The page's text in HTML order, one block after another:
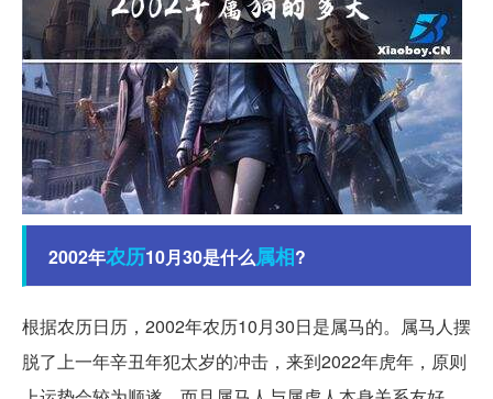
2002年农历10月30是什么属相?
根据农历日历，2002年农历10月30日是属马的。属马人摆
脱了上一年辛丑年犯太岁的冲击，来到2022年虎年，原则